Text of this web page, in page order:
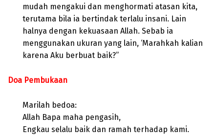
mudah mengakui dan menghormati atasan kita,
terutama bila ia bertindak terlalu insani. Lain
halnya dengan kekuasaan Allah. Sebab ia
menggunakan ukuran yang lain, ‘Marahkah kalian
karena Aku berbuat baik?”
Doa Pembukaan
Marilah bedoa:
Allah Bapa maha pengasih,
Engkau selalu baik dan ramah terhadap kami.